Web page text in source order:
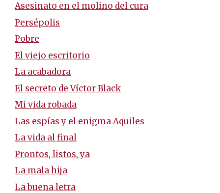
Asesinato en el molino del cura
Persépolis
Pobre
El viejo escritorio
La acabadora
El secreto de Víctor Black
Mi vida robada
Las espías y el enigma Aquiles
La vida al final
Prontos, listos, ya
La mala hija
La buena letra